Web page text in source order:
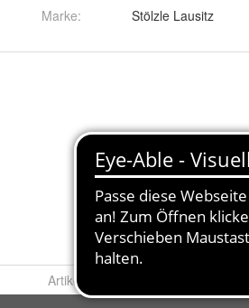
Marke: Stölzle Lausitz
Artikel Nr.: